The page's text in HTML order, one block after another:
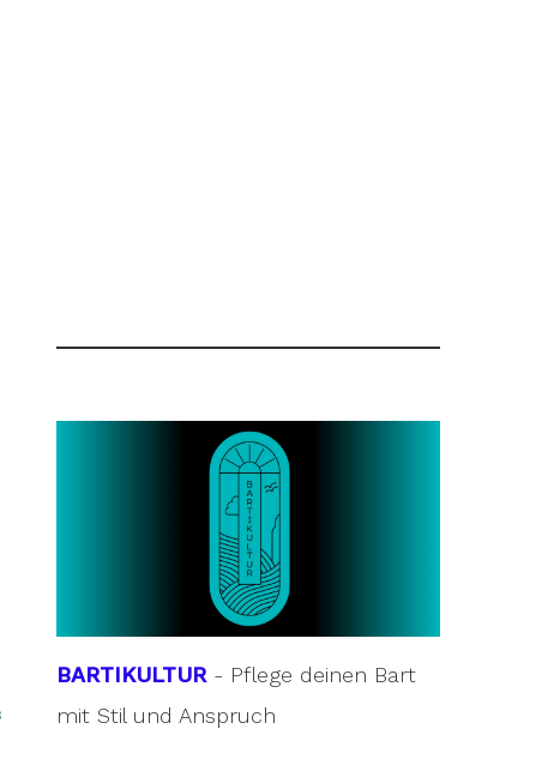
BARTIKULTUR- Pflege deinen Bart
mit Stil und Anspruch